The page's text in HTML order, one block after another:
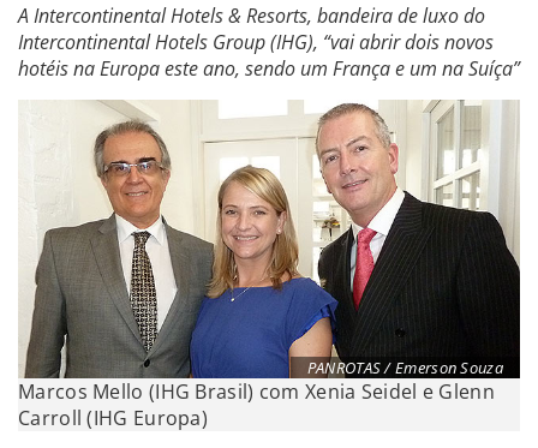
A Intercontinental Hotels & Resorts, bandeira de luxo do
Intercontinental Hotels Group (IHG), “vai abrir dois novos
hotéis na Europa este ano, sendo um França e um na Suíça”
PANROTAS / Emerson Souza
Marcos Mello (IHG Brasil) com Xenia Seidel e Glenn
Carroll (IHG Europa)